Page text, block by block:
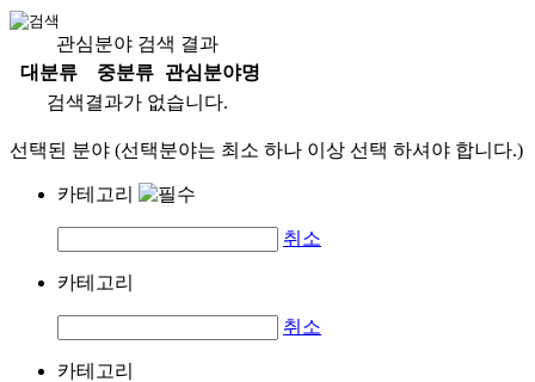
관심분야 검색 결과
대분류
중분류
관심분야명
검색결과가 없습니다.
선택된 분야 (선택분야는 최소 하나 이상 선택 하셔야 합니다.)
카테고리
취소
카테고리
취소
카테고리